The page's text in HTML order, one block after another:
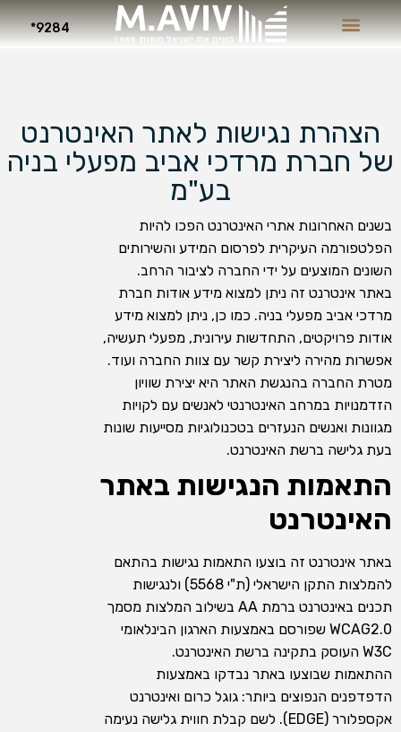
9284*
הצהרת נגישות לאתר האינטרנט
של חברת מרדכי אביב מפעלי בניה
בע"מ
בשנים האחרונות אתרי האינטרנט הפכו להיות
הפלטפורמה העיקרית לפרסום המידע והשירותים
השונים המוצעים על ידי החברה לציבור הרחב.
באתר אינטרנט זה ניתן למצוא מידע אודות חברת
מרדכי אביב מפעלי בניה. כמו כן, ניתן למצוא מידע
אודות פרויקטים, התחדשות עירונית, מפעלי תעשיה,
אפשרות מהירה ליצירת קשר עם צוות החברה ועוד.
מטרת החברה בהנגשת האתר היא יצירת שוויון
הזדמנויות במרחב האינטרנטי לאנשים עם לקויות
מגוונות ואנשים הנעזרים בטכנולוגיות מסייעות שונות
בעת גלישה ברשת האינטרנט.
התאמות הנגישות באתר
האינטרנט
באתר אינטרנט זה בוצעו התאמות נגישות בהתאם
להמלצות התקן הישראלי (ת"י 5568) ולנגישות
תכנים באינטרנט ברמת AA בשילוב המלצות מסמך
WCAG2.0 שפורסם באמצעות הארגון הבינלאומי
W3C העוסק בתקינה ברשת האינטרנט.
ההתאמות שבוצעו באתר נבדקו באמצעות
הדפדפנים הנפוצים ביותר: גוגל כרום ואינטרנט
אקספלורר (EDGE). לשם קבלת חווית גלישה נעימה